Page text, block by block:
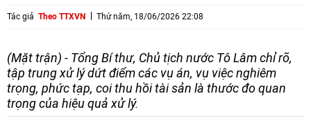
Tác giả Theo TTXVN Thứ năm, 18/06/2026 22:08
(Mặt trận) - Tổng Bí thư, Chủ tịch nước Tô Lâm chỉ rõ,
tập trung xử lý dứt điểm các vụ án, vụ việc nghiêm
trọng, phức tạp, coi thu hồi tài sản là thước đo quan
trọng của hiệu quả xử lý.